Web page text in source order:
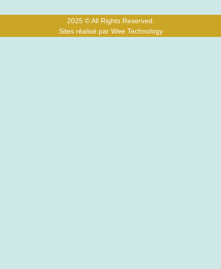
2025 © All Rights Reserved.
Sites réalisé par Wee Technology